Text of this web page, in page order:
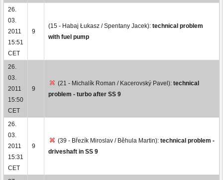
26.
03.
2011
15:51
CET
9
(15 - Habaj Łukasz / Spentany Jacek): technical problem
with fuel pump
26.
03.
2011
15:50
CET
9
(21 - Michalík Roman / Kacerovský Pavel): technical
problem - turbo after SS 9
26.
03.
2011
15:31
CET
9
(39 - Březík Miroslav / Běhula Martin): technical problem -
driveshaft in SS 9